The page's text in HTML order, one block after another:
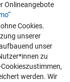
Onlineangebote
Cookies.
unserer
unser
zu
werden. Wir